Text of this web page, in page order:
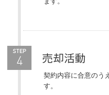
契約内容に合意のう
す。